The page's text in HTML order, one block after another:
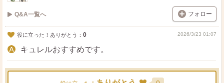
Q&A一覧へ フォロー
役に立った！ありがとう： 0 2026/3/23 01:07
キュレルおすすめです。